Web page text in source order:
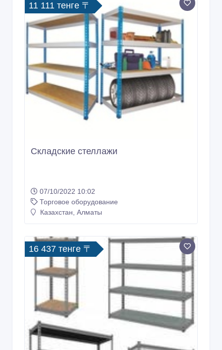
11 111 тенге 〒
Складские стеллажи
07/10/2022 10:02
Торговое оборудование
Казахстан, Алматы
16 437 тенге 〒